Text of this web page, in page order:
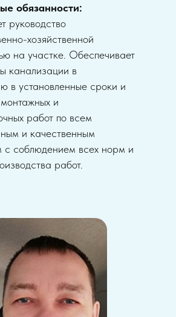
обязанности:
руководство
хозяйственной
на участке. Обеспечивает
канализации в
в установленные сроки и
и
работ по всем
и качественным
с соблюдением всех норм и
работ.